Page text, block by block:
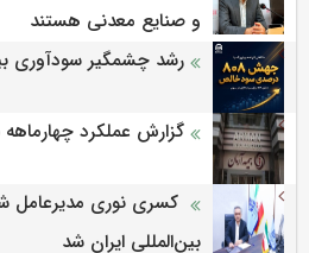
و صنایع معدنی هستند
رشد چشمگیر سودآوری بیمه
گزارش عملکرد
کسری نوری مدیرعامل
بین‌المللی ایران شد